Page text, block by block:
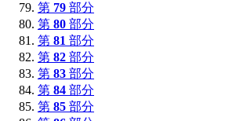
第 79 部分
第 80 部分
第 81 部分
第 82 部分
第 83 部分
第 84 部分
第 85 部分